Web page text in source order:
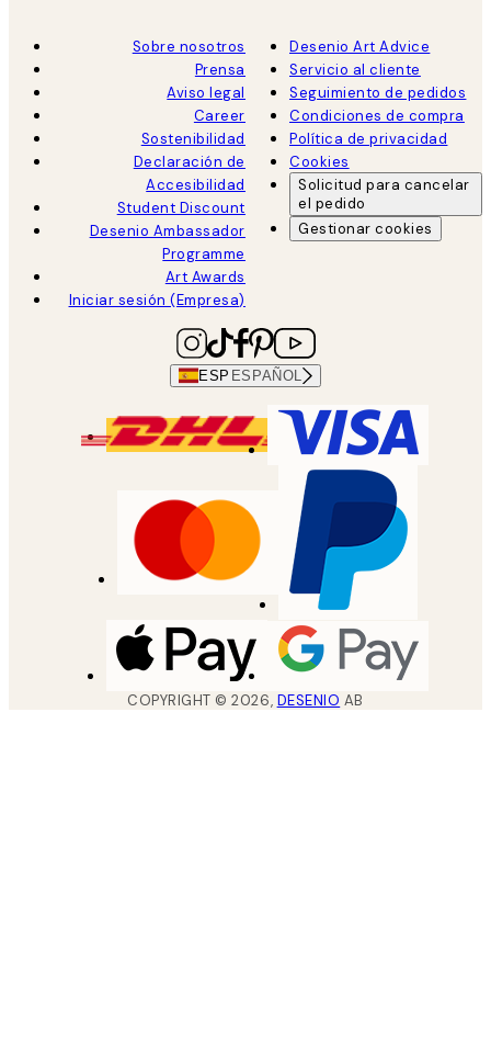
Sobre nosotros
Prensa
Aviso legal
Career
Sostenibilidad
Declaración de
Accesibilidad
Student Discount
Desenio Ambassador
Programme
Art Awards
Iniciar sesión (Empresa)
Desenio Art Advice
Servicio al cliente
Seguimiento de pedidos
Condiciones de compra
Política de privacidad
Cookies
Solicitud para cancelar
el pedido
Gestionar cookies
ESP ESPAÑOL
COPYRIGHT ©2026, DESENIO AB